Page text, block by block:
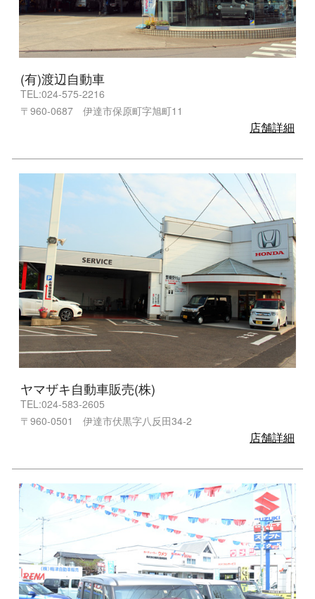
(有)渡辺自動車
TEL:024-575-2216
〒960-0687 伊達市保原町字旭町11
店舗詳細
ヤマザキ自動車販売(株)
TEL:024-583-2605
〒960-0501 伊達市伏黒字八反田34-2
店舗詳細